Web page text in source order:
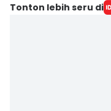
Tonton lebih seru di